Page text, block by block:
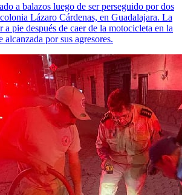
a balazos luego de ser perseguido por dos
Lázaro Cárdenas, en Guadalajara. La
a pie después de caer de la motocicleta en la
por sus agresores.